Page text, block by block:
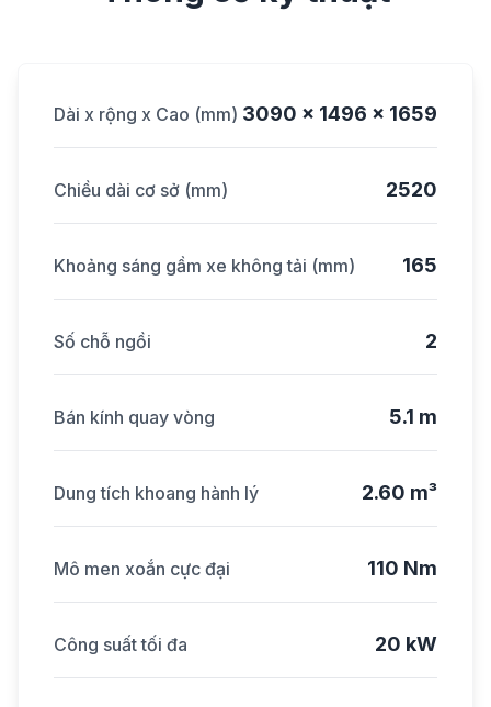
Dài x rộng x Cao (mm) 3090 x 1496 x 1659
Chiều dài cơ sở (mm) 2520
Khoảng sáng gầm xe không tải (mm) 165
Số chỗ ngồi 2
Bán kính quay vòng 5.1 m
Dung tích khoang hành lý 2.60 m³
Mô men xoắn cực đại 110 Nm
Công suất tối đa 20 kW